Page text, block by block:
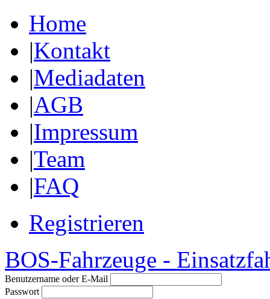
Home
|Kontakt
|Mediadaten
|AGB
|Impressum
|Team
|FAQ
Registrieren
BOS-Fahrzeuge -
Benutzername oder E-Mail
Passwort